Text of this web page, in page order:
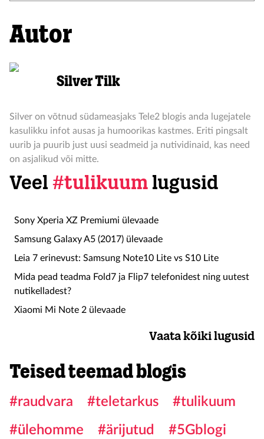
Autor
Silver Tilk
Silver on võtnud südameasjaks Tele2 blogis anda lugejatele
kasulikku infot ausas ja humoorikas kastmes. Eriti pingsalt
uurib ja puurib just uusi seadmeid ja nutividinaid, kas need
on asjalikud või mitte.
Veel #tulikuum lugusid
Sony Xperia XZ Premiumi ülevaade
Samsung Galaxy A5 (2017) ülevaade
Leia 7 erinevust: Samsung Note10 Lite vs S10 Lite
Mida pead teadma Fold7 ja Flip7 telefonidest ning uutest
nutikelladest?
Xiaomi Mi Note 2 ülevaade
Vaata kõiki lugusid
Teised teemad blogis
#raudvara #teletarkus
#tulikuum
#ülehomme
#ärijutud
#5Gblogi